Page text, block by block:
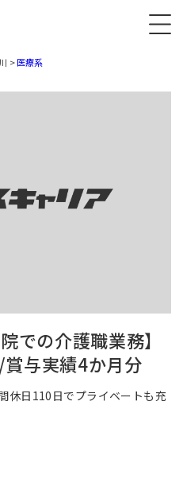
医療系
での介護職業務】
与実績4か月分
休日110日でプライベートも充